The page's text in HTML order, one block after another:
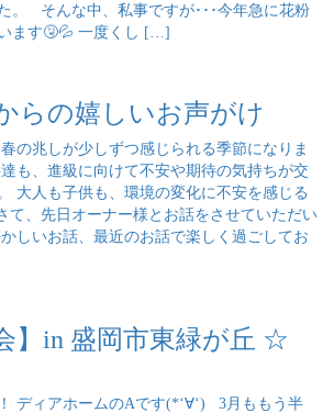
。 そんな中、私事ですが･･･今年急に花粉
ます🤧💦 一度くし […]
らの嬉しいお声がけ
の兆しが少しずつ感じられる季節になりま
も、進級に向けて不安や期待の気持ちが交
大人も子供も、環境の変化に不安を感じる
、先日オーナー様とお話をさせていただい
しいお話、最近のお話で楽しく過ごしてお
】in 盛岡市東緑が丘 ☆
ディアホームのAです(*‘∀‘) 3月ももう半